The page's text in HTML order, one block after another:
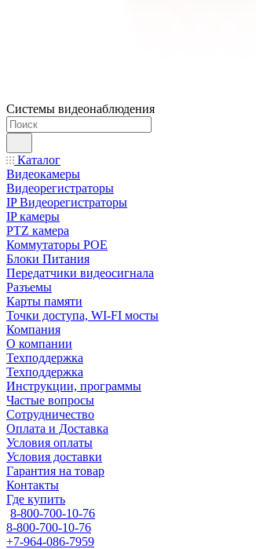
Системы видеонаблюдения
Каталог
Видеокамеры
Видеорегистраторы
IP Видеорегистраторы
IP камеры
PTZ камера
Коммутаторы POE
Блоки Питания
Передатчики видеосигнала
Разъемы
Карты памяти
Точки доступа, WI-FI мосты
Компания
О компании
Техподдержка
Техподдержка
Инструкции, программы
Частые вопросы
Сотрудничество
Оплата и Доставка
Условия оплаты
Условия доставки
Гарантия на товар
Контакты
Где купить
8-800-700-10-76
8-800-700-10-76
+7-964-086-7959